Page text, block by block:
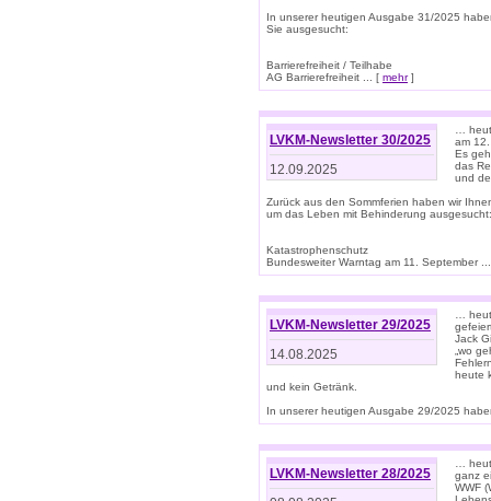
In unserer heutigen Ausgabe 31/2025
Sie ausgesucht:
Barrierefreiheit / Teilhabe
AG Barrierefreiheit ... [ mehr]
LVKM-Newsletter 30/2025
12.09.2025
…
am
Es
das
und
Zurück aus den Sommferien haben wir
um das Leben mit Behinderung ausgesucht:
Katastrophenschutz
Bundesweiter Warntag am 11. September
LVKM-Newsletter 29/2025
14.08.2025
…
Jack
„wo
heute
und kein Getränk.
In unserer heutigen Ausgabe 29/2025
LVKM-Newsletter 28/2025
…
ganz
WWF